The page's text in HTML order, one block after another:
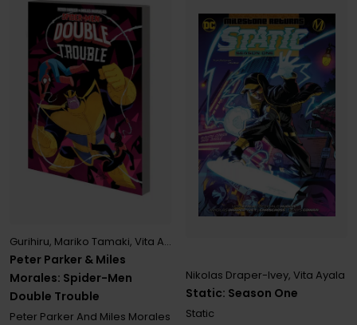
Peter Parker & Miles
Morales: Spider-Men
Double Trouble
Gurihiru, Mariko Tamaki, Vita Ayala
Peter Parker And Miles Morales
Static: Season One
Nikolas Draper-Ivey,Vita Ayala
Static